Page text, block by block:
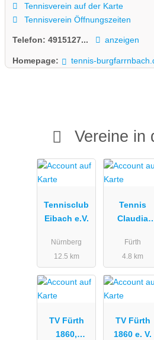
Tennisverein auf der Karte
Tennisverein Öffnungszeiten
Telefon: 4915127... anzeigen
Homepage: tennis-
Vereine in
Tennisclub
Eibach e.V.
Nürnberg
12.5 km
Tennis
Claudia
Fürth
4.8 km
TV Fürth
1860,
TV Fürth
1860 e. V.